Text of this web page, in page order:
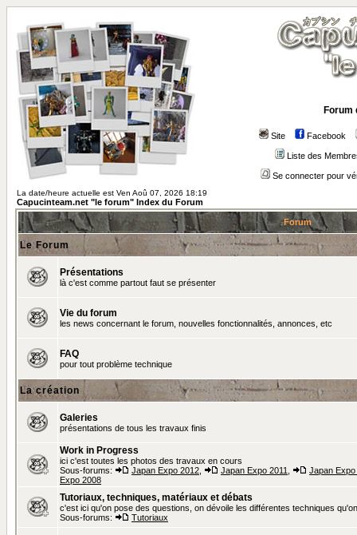
Forum
Site Facebook
Liste des
Se connecter pour
La date/heure actuelle est Ven Aoû 07, 2026 18:19
Capucinteam.net "le forum" Index du Forum
Forum
Le Forum
Présentations
là c'est comme partout faut se présenter
Vie du forum
les news concernant le forum, nouvelles fonctionnalités, annonces, etc
FAQ
pour tout problème technique
La création
Galeries
présentations de tous les travaux finis
Work in Progress
ici c'est toutes les photos des travaux en cours
Sous-forums:
Japan Expo 2012 Japan Expo 2011
Japan Expo
Expo 2008
Tutoriaux, techniques, matériaux et débats
c'est ici qu'on pose des questions, on dévoile les différentes techniques
Sous-forums:
Tutoriaux